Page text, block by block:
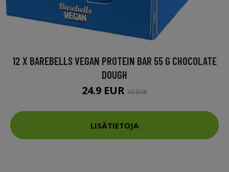
12 X BAREBELLS VEGAN PROTEIN BAR 55 G CHOCOLATE
DOUGH
24.9 EUR 30 EUR
LISÄTIETOJA